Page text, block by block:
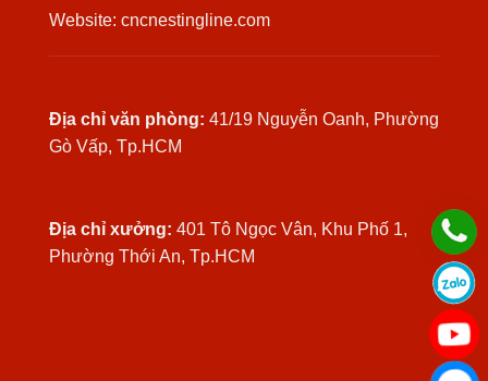
Website: cncnestingline.com
Địa chỉ văn phòng: 41/19 Nguyễn Oanh, Phường
Gò Vấp, Tp.HCM
Địa chỉ xưởng: 401 Tô Ngọc Vân, Khu Phố 1,
Phường Thới An, Tp.HCM